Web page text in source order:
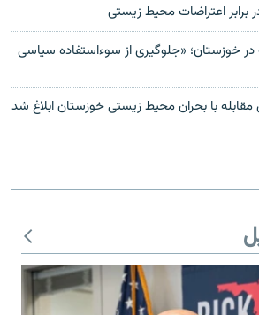
اعتراضات محیط زیستی
خوزستان؛ «جلوگیری از سوءاستفاده‌ سیاسی
با بحران محیط زیستی خوزستان ابلاغ شد